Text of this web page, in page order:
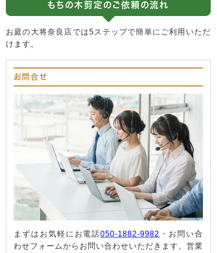
もちの木剪定のご依頼の流れ
お庭の大将奈良店では5ステップで簡単にご利用いただ
けます。
お問合せ
まずはお気軽にお電話050-1882-9982 ・お問い合
わせフォームからお問い合わせいただきます。営業